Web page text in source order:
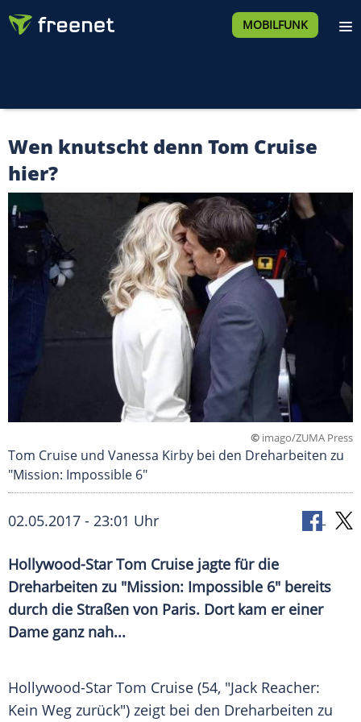
MOBILFUNK
Wen knutscht denn Tom Cruise
hier?
© imago/ZUMA Press
Tom Cruise und Vanessa Kirby bei den Dreharbeiten zu
"Mission: Impossible 6"
02.05.2017 - 23:01 Uhr
Hollywood-Star Tom Cruise jagte für die
Dreharbeiten zu "Mission: Impossible 6" bereits
durch die Straßen von Paris. Dort kam er einer
Dame ganz nah...
Hollywood-Star Tom Cruise (54, "Jack Reacher:
Kein Weg zurück") zeigt bei den Dreharbeiten zu